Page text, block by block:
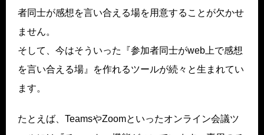
者同士が感想を言い合える場を用意することが欠かせ
ません。
そして、今はそういった『参加者同士がweb上で感想
を言い合える場』を作れるツールが続々と生まれてい
ます。
たとえば、TeamsやZoomといったオンライン会議ツ